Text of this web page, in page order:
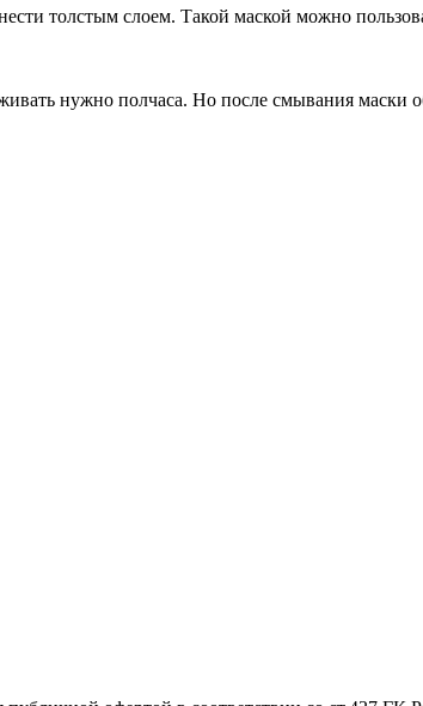
толстым слоем. Такой маской можно
нужно полчаса. Но после смывания маски